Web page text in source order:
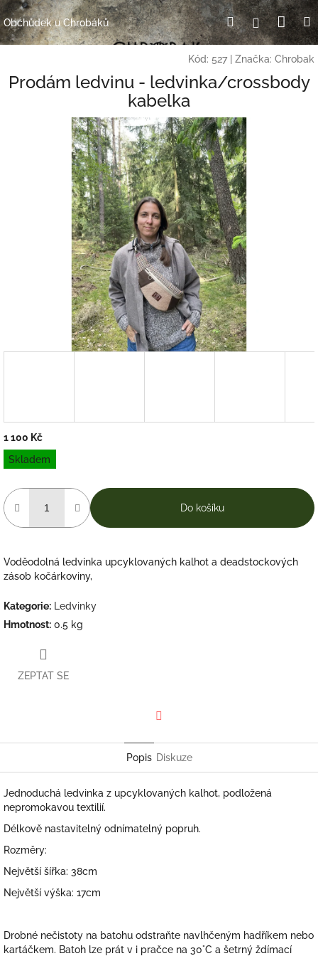
Přejít
na
obsah
Obchůdek u Chrobáků HledatPřihlášení
Kód: 527 Značka: Chrobak
Prodám ledvinu - ledvinka/crossbody
kabelka
1 100 Kč
Měrná
cena:
Skladem
Do košíku
Voděodolná ledvinka upcyklovaných kalhot a deadstockových
zásob kočárkoviny,
Kategorie: Ledvinky
Hmotnost: 0.5 kg
ZEPTAT SE
Popis Diskuze
Jednoduchá ledvinka z upcyklovaných kalhot, podložená
nepromokavou textilií.
Délkově nastavitelný odnímatelný popruh.
Rozměry:
Největší šířka: 38cm
Největší výška: 17cm
Drobné nečistoty na batohu odstraňte navlhčeným hadříkem nebo
kartáčkem. Batoh lze prát v i pračce na 30°C a šetrný ždímací